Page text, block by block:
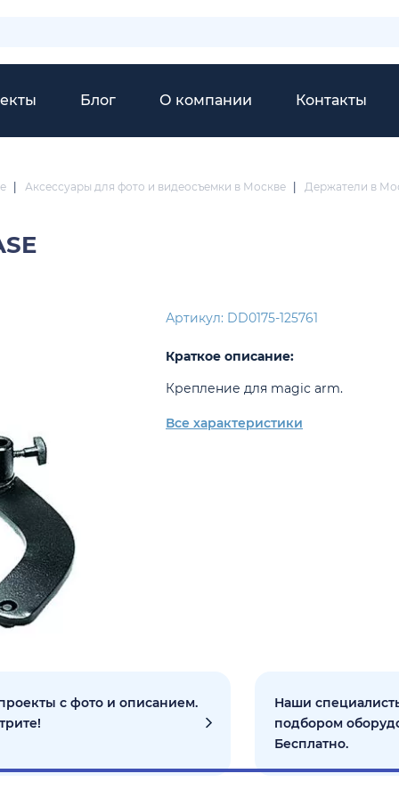
Блог О компании Контакты
Аксессуары для фото и видеосъемки в Москве Держатели в
Артикул: DD0175-125761
Краткое описание:
Крепление для magic arm.
Все характеристики
с фото и описанием.
Наши
подбором
Бесплатно.